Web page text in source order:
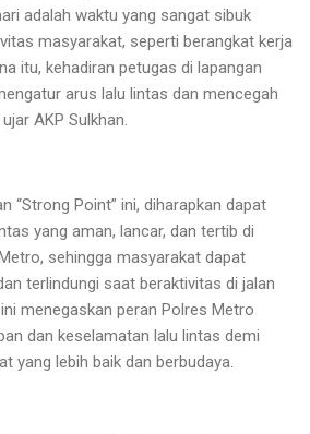
adalah waktu yang sangat sibuk
masyarakat, seperti berangkat kerja
itu, kehadiran petugas di lapangan
arus lalu lintas dan mencegah
AKP Sulkhan.
“Strong Point” ini, diharapkan dapat
yang aman, lancar, dan tertib di
sehingga masyarakat dapat
terlindungi saat beraktivitas di jalan
menegaskan peran Polres Metro
dan keselamatan lalu lintas demi
yang lebih baik dan berbudaya.